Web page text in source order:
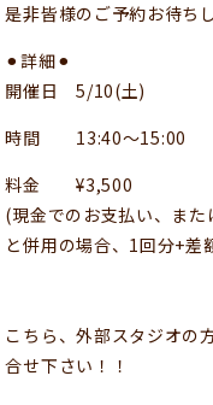
是非皆様のご予約お待ち
⚫︎詳細⚫︎
開催日 5/10(土)
時間 13:40〜15:00
料金 ¥3,500
(現金でのお支払い、ま
と併用の場合、1回分+差
こちら、外部スタジオの
合せ下さい！！